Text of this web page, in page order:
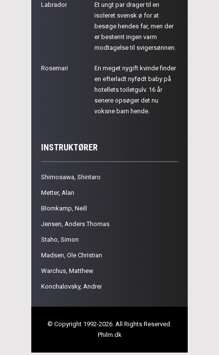
Labrador
Et ungt par drager til en
isoleret svensk ø for at
besøge hendes far, men der
er bestemt ingen varm
modtagelse til svigersønnen.
Rosemari
En meget nygift kvinde finder
en efterladt nyfødt baby på
hotellets toiletgulv. 16 år
senere opsøger det nu
voksne barn hende.
INSTRUKTØRER
Shimosawa, Shintaro
Metter, Alan
Blomkamp, Neill
Jensen, Anders Thomas
Staho, Simon
Madsen, Ole Christian
Warchus, Matthew
Konchalovsky, Andrei
© Copyright 1992-2026. All Rights Reserved.
Philm.dk